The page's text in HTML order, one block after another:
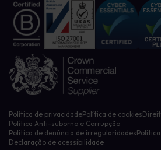
Política de privacidadePolítica de cookies
Política Anti-suborno e Corrupção
Política de denúncia de irregularidades
Declaração de acessibilidade